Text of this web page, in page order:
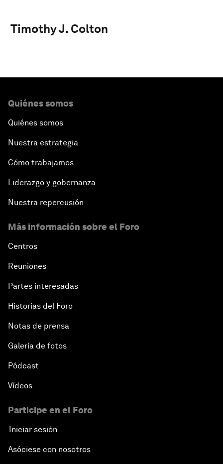
Timothy J. Colton
Quiénes somos
Quiénes somos
Nuestra estrategia
Cómo trabajamos
Liderazgo y gobernanza
Nuestra repercusión
Más información sobre el Foro
Centros
Reuniones
Partes interesadas
Historias del Foro
Notas de prensa
Galería de fotos
Pódcast
Vídeos
Participe en el Foro
Iniciar sesión
Asóciese con nosotros